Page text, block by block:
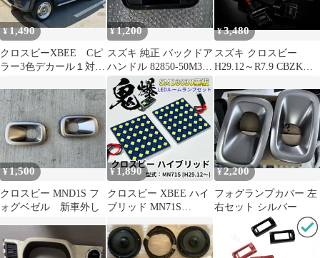
用 MN71S MND1S
¥1,490
クロスビーXBEE Cピ
ラー3色デカール１対
ションver.
¥1,200
スズキ 純正 バックドア
ハンドル 82850-50M30-
ZMV
¥3,480
スズキ クロスビー
H29.12～R7.9 CBZK、
ー ポジション化キット
T20 ピンチ部違い LED
バルブ 54連搭載 白&黄
ハイフラ防止抵抗器付
新品 送料無料
¥1,500
クロスビー MND1S フ
ォグベゼル 新車外し
¥ 1,890
クロスビー XBEE ハイ
ブリッド MN71S
基板 3030SMD LED ル
ームランプ セット 車内
¥2,200
フォグランプカバー 左
右セット シルバー